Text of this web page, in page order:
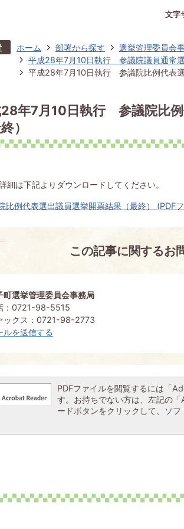
文字
ホーム 部署から探す 選挙管理委員会
平成28年7月10日執行 参議院議員通常
平成28年7月10日執行 参議院比例代表
年7月10日執行 参議院比
）
細は下記よりダウンロードしてください。
比例代表選出議員選挙開票結果（最終） (PDF
この記事に関するお
町選挙管理委員会事務局
：0721-98-5515
ックス：0721-98-2773
ルを送信する
PDFファイルを閲覧するには「
す。お持ちでない方は、左記の
ードボタンをクリックして、ソ